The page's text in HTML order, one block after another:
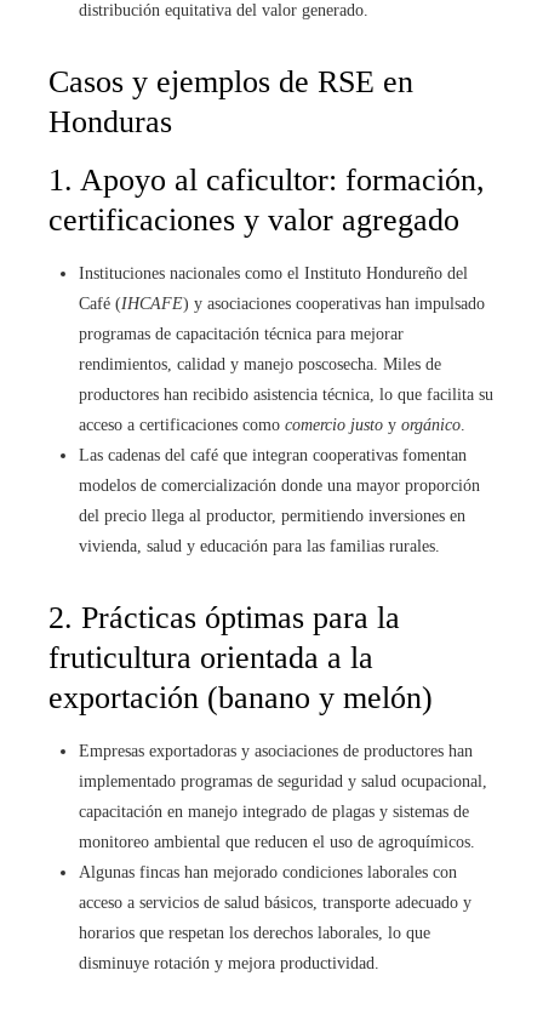
distribución equitativa del valor generado.
Casos y ejemplos de RSE en
Honduras
1. Apoyo al caficultor: formación,
certificaciones y valor agregado
Instituciones nacionales como el Instituto Hondureño del
Café (IHCAFE) y asociaciones cooperativas han impulsado
programas de capacitación técnica para mejorar
rendimientos, calidad y manejo poscosecha. Miles de
productores han recibido asistencia técnica, lo que facilita su
acceso a certificaciones como comercio justo y orgánico.
Las cadenas del café que integran cooperativas fomentan
modelos de comercialización donde una mayor proporción
del precio llega al productor, permitiendo inversiones en
vivienda, salud y educación para las familias rurales.
2. Prácticas óptimas para la
fruticultura orientada a la
exportación (banano y melón)
Empresas exportadoras y asociaciones de productores han
implementado programas de seguridad y salud ocupacional,
capacitación en manejo integrado de plagas y sistemas de
monitoreo ambiental que reducen el uso de agroquímicos.
Algunas fincas han mejorado condiciones laborales con
acceso a servicios de salud básicos, transporte adecuado y
horarios que respetan los derechos laborales, lo que
disminuye rotación y mejora productividad.